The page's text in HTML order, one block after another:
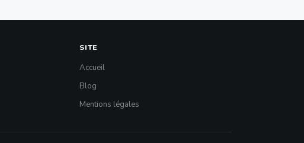
SITE
Accueil
Blog
Mentions légales